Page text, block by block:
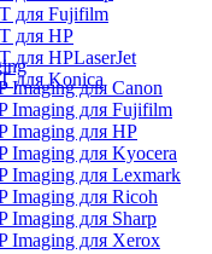
для Fujifilm
для HP
для HPLaserJet
для Konica
Imaging для Canon
Imaging для Fujifilm
Imaging для HP
Imaging для Kyocera
Imaging для Lexmark
Imaging для Ricoh
Imaging для Sharp
Imaging для Xerox